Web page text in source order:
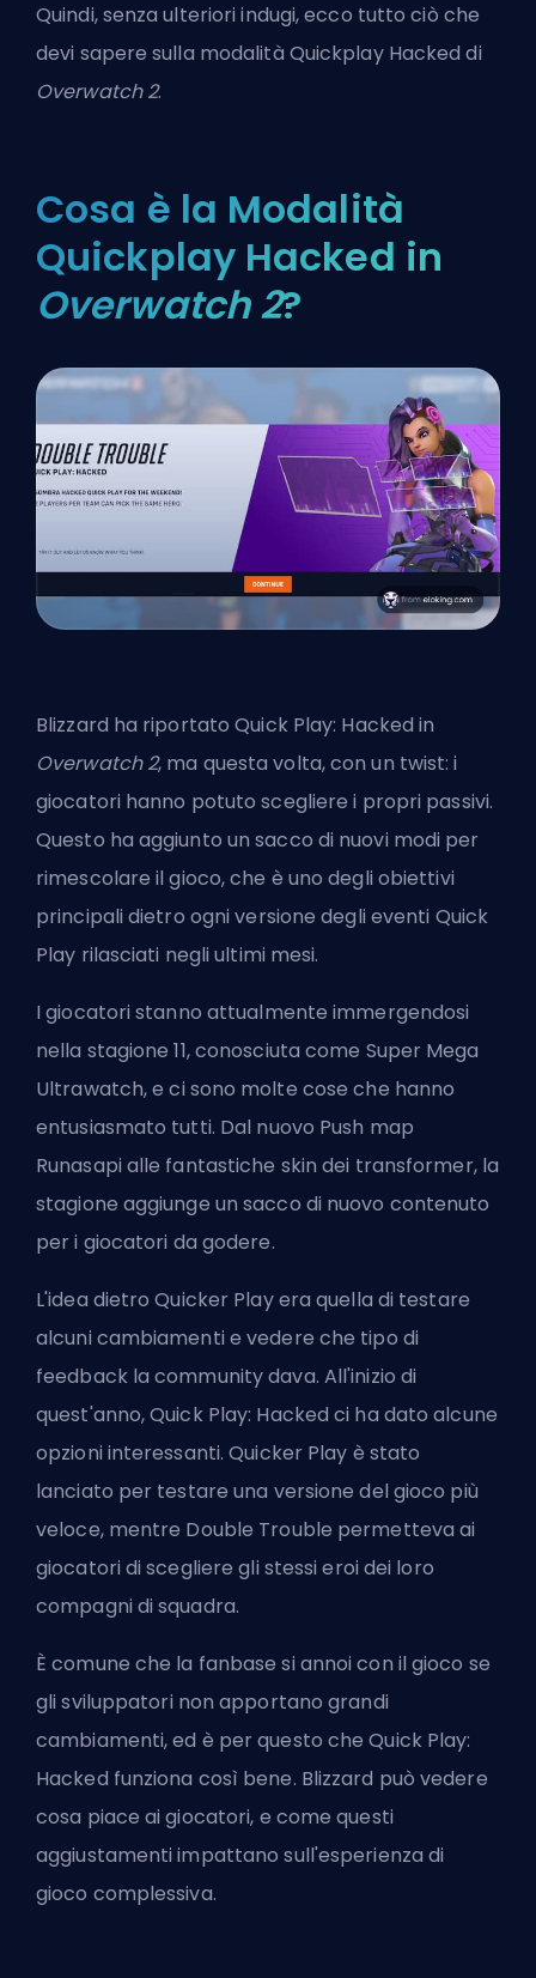
Quindi, senza ulteriori indugi, ecco tutto ciò che
devi sapere sulla modalità Quickplay Hacked di
Overwatch 2.
Cosa è la Modalità
Quickplay Hacked in
Overwatch 2?
Blizzard ha riportato Quick Play: Hacked in
Overwatch 2, ma questa volta, con un twist: i
giocatori hanno potuto scegliere i propri passivi.
Questo ha aggiunto un sacco di nuovi modi per
rimescolare il gioco, che è uno degli obiettivi
principali dietro ogni versione degli eventi Quick
Play rilasciati negli ultimi mesi.
I giocatori stanno attualmente immergendosi
nella stagione 11, conosciuta come Super Mega
Ultrawatch, e ci sono molte cose che hanno
entusiasmato tutti. Dal nuovo Push map
Runasapi alle fantastiche skin dei transformer, la
stagione aggiunge un sacco di nuovo contenuto
per i giocatori da godere.
L'idea dietro Quicker Play era quella di testare
alcuni cambiamenti e vedere che tipo di
feedback la community dava. All'inizio di
quest'anno, Quick Play: Hacked ci ha dato alcune
opzioni interessanti. Quicker Play è stato
lanciato per testare una versione del gioco più
veloce, mentre Double Trouble permetteva ai
giocatori di scegliere gli stessieroi dei loro
compagni di squadra.
È comune che la fanbase si annoi con il gioco se
gli sviluppatori non apportano grandi
cambiamenti, ed è per questo che Quick Play:
Hacked funziona così bene. Blizzard può vedere
cosa piace ai giocatori, e come questi
aggiustamenti impattano sull'esperienza di
gioco complessiva.